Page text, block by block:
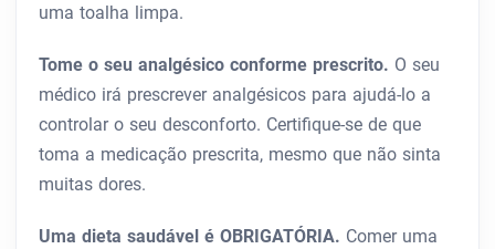
uma toalha limpa.
Tome o seu analgésico conforme prescrito. O seu
médico irá prescrever analgésicos para ajudá-lo a
controlar o seu desconforto. Certifique-se de que
toma a medicação prescrita, mesmo que não sinta
muitas dores.
Uma dieta saudável é OBRIGATÓRIA. Comer uma